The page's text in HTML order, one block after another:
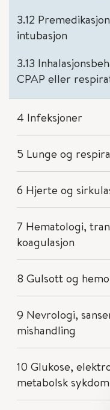
3.12
intubasjon
3.13
CPAP eller
4 Infeksjoner
5 Lunge og
6 Hjerte og
7 Hematologi,
koagulasjon
8 Gulsott og
9 Nevrologi,
mishandling
10 Glukose,
metabolsk sykdom